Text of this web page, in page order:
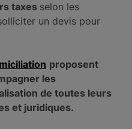
taxes selon les
un devis pour
proposent
les
de toutes leurs
et juridiques.